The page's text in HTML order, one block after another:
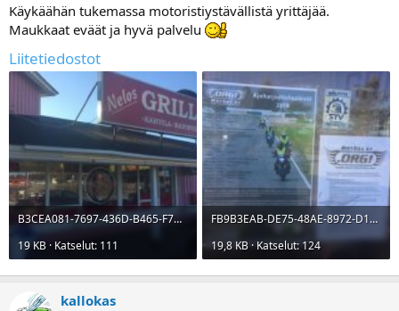
Käykäähän tukemassa motoristiystävällistä yrittäjää.
Maukkaat eväät ja hyvä palvelu
Liitetiedostot
B3CEA081-7697-436D-B465-F7A92A4B1963.jpg
19 KB · Katselut: 111
FB9B3EAB-DE75-48AE-8972-D12A49091485.jpg
19,8 KB · Katselut: 124
kallokas